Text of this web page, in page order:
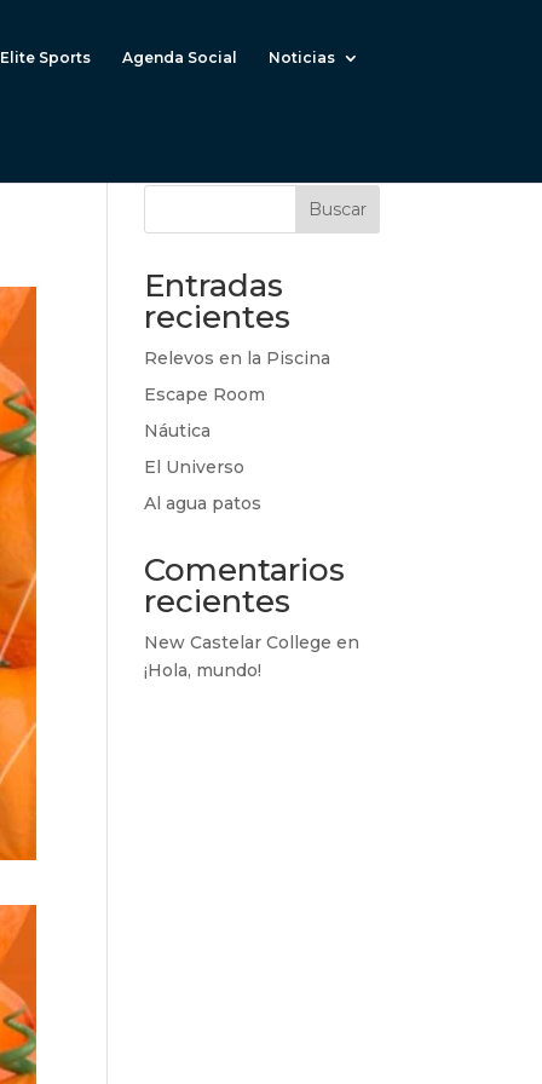
Elite Sports Agenda Social Noticias
Buscar
Entradas
recientes
Relevos en la Piscina
Escape Room
Náutica
El Universo
Al agua patos
Comentarios
recientes
New Castelar College en
¡Hola, mundo!